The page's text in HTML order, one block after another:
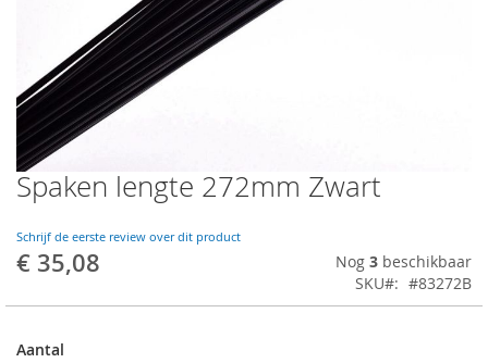
Spaken lengte 272mm Zwart
Schrijf de eerste review over dit product
€ 35,08 Nog 3 beschikbaar
SKU
#83272B
Aantal
Ga
naar
begin
van
afbeeldingen-